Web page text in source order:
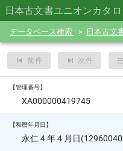
日本古文書ユニオンカタ
データベース検索 日本古文
前件 次件
【管理番号】
XA000000419745
【和暦年月日】
永仁４年４月日